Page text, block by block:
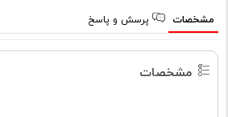
مشخصات پرسش و پاسخ
مشخصات